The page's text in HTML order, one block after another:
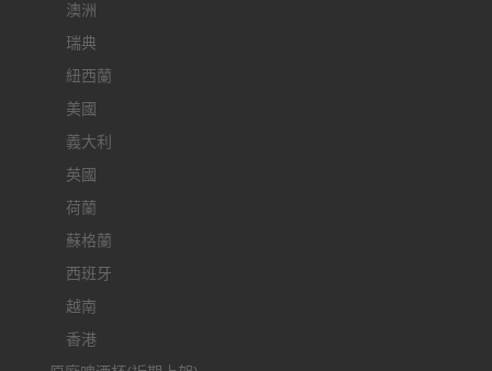
澳洲
瑞典
紐西蘭
美國
義大利
英國
荷蘭
蘇格蘭
西班牙
越南
香港